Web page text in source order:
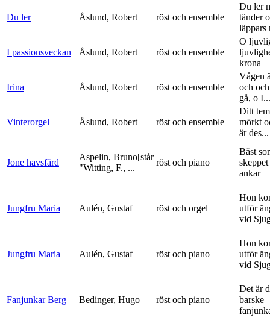
Du ler Åslund, Robert röst och ensemble
Du ler
tänder
läppars
I passionsveckan Åslund, Robert röst och ensemble
O
krona
Irina Åslund, Robert röst och ensemble
Vågen
och
gå, o I...
Vinterorgel Åslund, Robert röst och ensemble
Ditt
mörkt
är des...
Jone havsfärd
Aspelin, Bruno[står
"Witting, F., ...
röst och piano
Bäst
ankar
Jungfru Maria Aulén, Gustaf röst och orgel
Hon
utför
vid
Jungfru Maria Aulén, Gustaf röst och piano
Hon
utför
vid
Fanjunkar Berg Bedinger, Hugo röst och piano
Det är
barske